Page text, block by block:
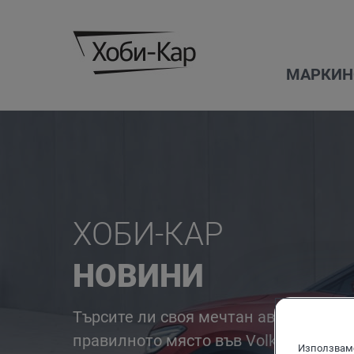
МАРКИ
Volkswagen
Тестово шофиране
Налични автомобили
Бързо търсене
Оферти
Преглед
ХОБИ-КАР
НОВИНИ
Търсите ли своя мечтан автомобил?
правилното място във Volkswagen.